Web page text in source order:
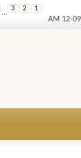
1
2
3
...